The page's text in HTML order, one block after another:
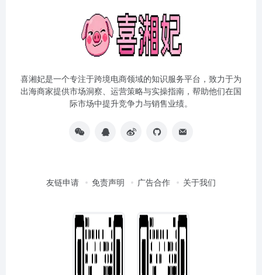
喜湘妃是一个专注于跨境电商领域的知识服务平台，致力于为
出海商家提供市场洞察、运营策略与实操指南，帮助他们在国
际市场中提升竞争力与销售业绩。
友链申请 免责声明 广告合作 关于我们